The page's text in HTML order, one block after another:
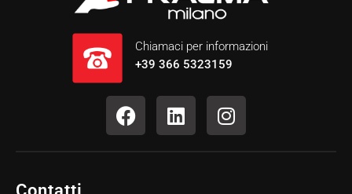
Chiamaci per informazioni
+39 366 5323159